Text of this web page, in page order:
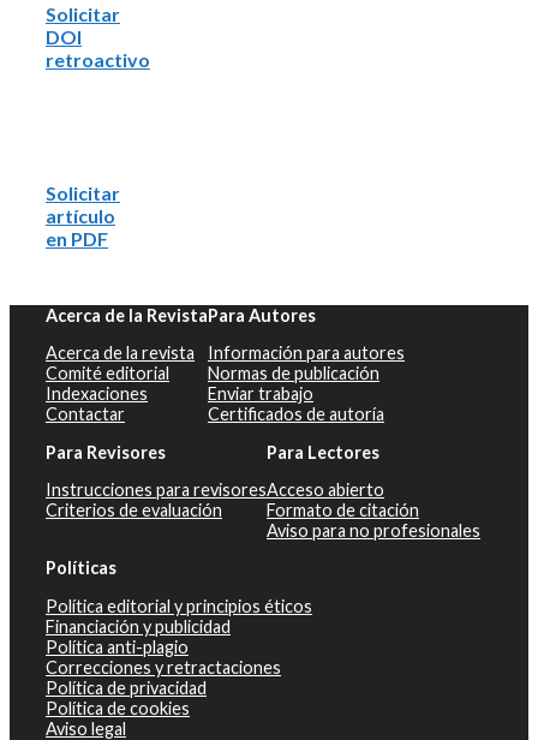
Solicitar
DOI
retroactivo
Solicitar
artículo
en PDF
Acerca de la Revista
Acerca de la revista
Comité editorial
Indexaciones
Contactar
Para Autores
Información para autores
Normas de publicación
Enviar trabajo
Certificados de autoría
Para Revisores
Instrucciones para revisores
Criterios de evaluación
Para Lectores
Acceso abierto
Formato de citación
Aviso para no profesionales
Políticas
Política editorial y principios éticos
Financiación y publicidad
Política anti-plagio
Correcciones y retractaciones
Política de privacidad
Política de cookies
Aviso legal